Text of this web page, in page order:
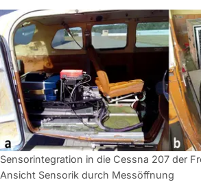
Sensorintegration in die Cessna 207 der
Ansicht Sensorik durch Messöffnung